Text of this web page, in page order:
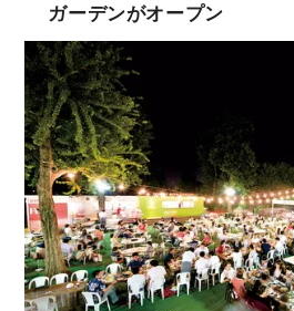
ガーデンがオープン